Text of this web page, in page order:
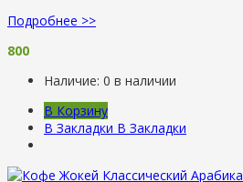
Подробнее >>
800
Наличие: 0 в наличии
В Корзину
В Закладки В Закладки